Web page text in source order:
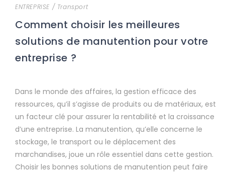
ENTREPRISE / Transport
Comment choisir les meilleures
solutions de manutention pour votre
entreprise ?
Dans le monde des affaires, la gestion efficace des
ressources, qu’il s’agisse de produits ou de matériaux, est
un facteur clé pour assurer la rentabilité et la croissance
d’une entreprise. La manutention, qu’elle concerne le
stockage, le transport ou le déplacement des
marchandises, joue un rôle essentiel dans cette gestion.
Choisir les bonnes solutions de manutention peut faire